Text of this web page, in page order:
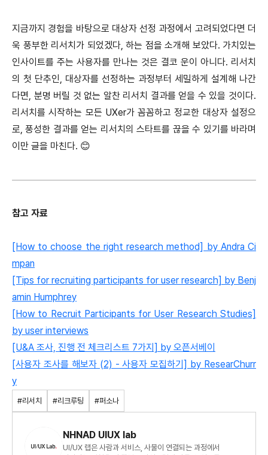
지금까지 경험을 바탕으로 대상자 선정 과정에서 고려되었다면 더
욱 풍부한 리서치가 되었겠다, 하는 점을 소개해 보았다. 가치있는
인사이트를 주는 사용자를 만나는 것은 결코 운이 아니다. 리서치
의 첫 단추인, 대상자를 선정하는 과정부터 세밀하게 설계해 나간
다면, 분명 버릴 것 없는 알찬 리서치 결과를 얻을 수 있을 것이다.
리서치를 시작하는 모든 UXer가 꼼꼼하고 정교한 대상자 설정으
로, 풍성한 결과를 얻는 리서치의 스타트를 끊을 수 있기를 바라며
이만 글을 마친다. 😊
참고 자료
[How to choose the right research method] by Andra Ci
mpan
[Tips for recruiting participants for user research] by Benj
amin Humphrey
[How to Recruit Participants for User Research Studies]
by user interviews
[U&A 조사, 진행 전 체크리스트 7가지] by 오픈서베이
[사용자 조사를 해보자 (2) - 사용자 모집하기] by ResearChurr
y
#리서치 #리크루팅 #퍼소나
NHNAD UIUX lab
UI/UX 랩은 사람과 서비스, 사물이 연결되는 과정에서